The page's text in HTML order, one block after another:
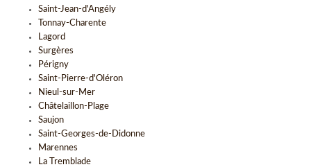
Saint-Jean-d'Angély
Tonnay-Charente
Lagord
Surgères
Périgny
Saint-Pierre-d'Oléron
Nieul-sur-Mer
Châtelaillon-Plage
Saujon
Saint-Georges-de-Didonne
Marennes
La Tremblade